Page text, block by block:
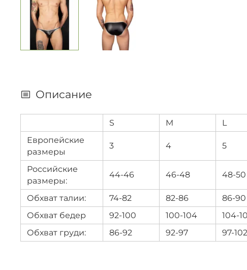
Описание
S M L
Европейские
размеры
3 4 5
Российские
размеры:
44-46 46-48 48-50
Обхват талии: 74-82 82-86 86-90
Обхват бедер
92-100 100-104 104-
Обхват груди:
86-92 92-97 97-102